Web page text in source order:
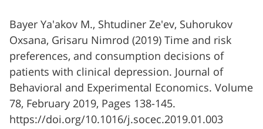
Bayer Ya'akov M., Shtudiner Ze'ev, Suhorukov
Oxsana, Grisaru Nimrod (2019) Time and risk
preferences, and consumption decisions of
patients with clinical depression. Journal of
Behavioral and Experimental Economics. Volume
78, February 2019, Pages 138-145.
https://doi.org/10.1016/j.socec.2019.01.003